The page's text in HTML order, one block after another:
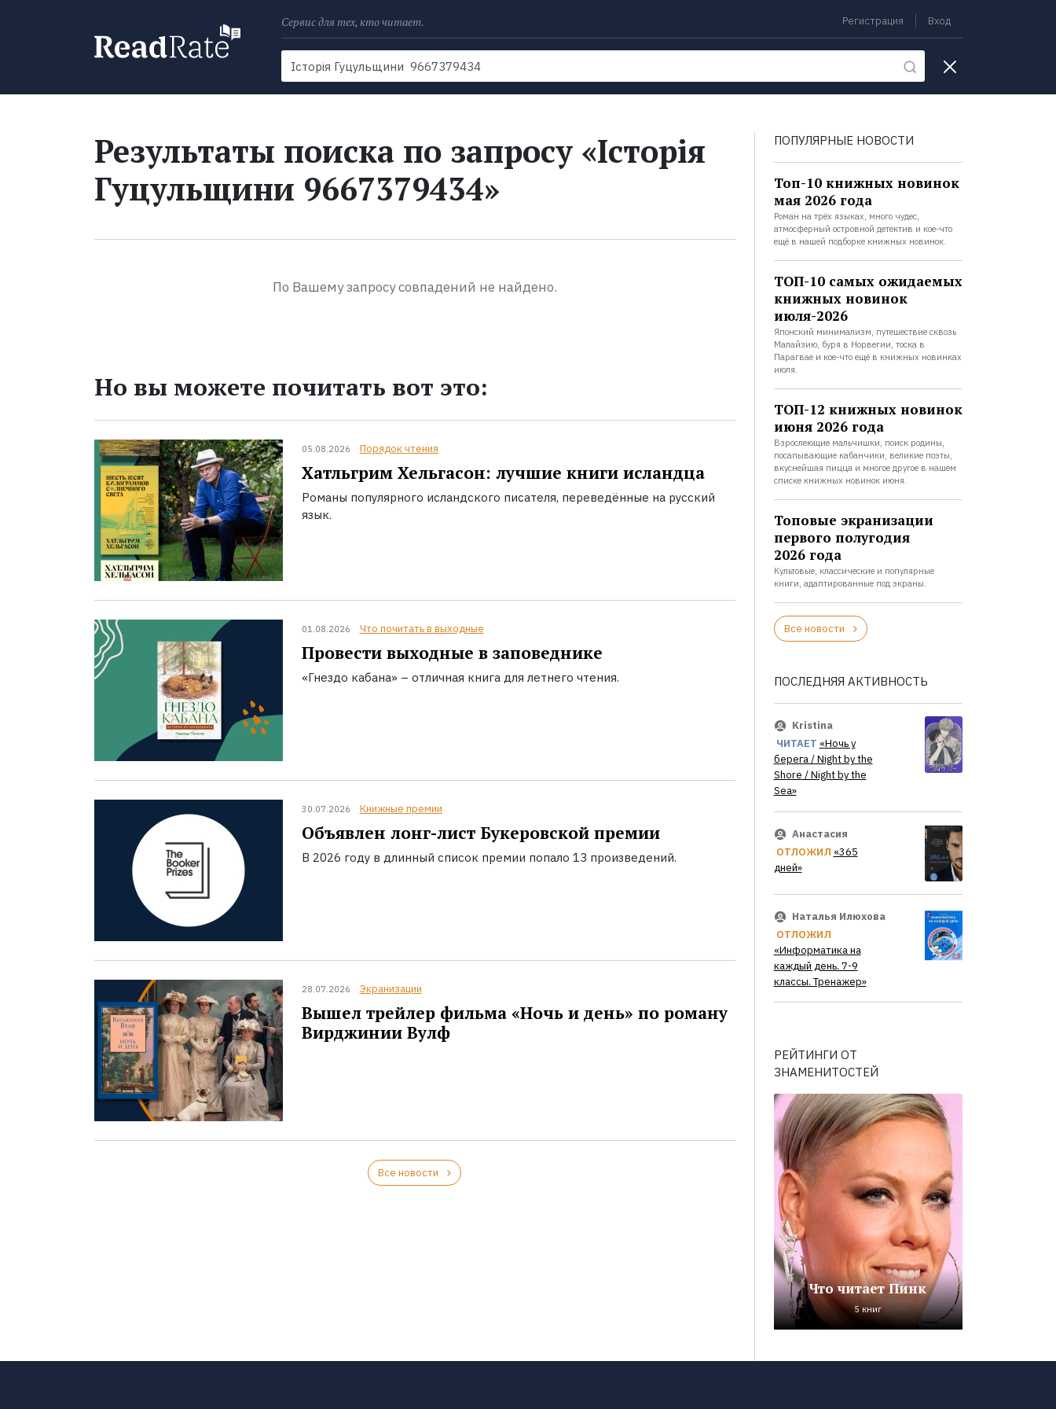
Сервис для тех, кто читает. Регистрация Вход
Поиск
Новости Рейтинги Книги
Результаты поиска по запросу «Історія
Гуцульщини 9667379434»
По Вашему запросу совпадений не найдено.
Но вы можете почитать вот это:
05.08.2026 Порядок чтения
Хатльгрим Хельгасон: лучшие книги исландца
Романы популярного исландского писателя, переведённые на русский
язык.
01.08.2026 Что почитать в выходные
Провести выходные в заповеднике
«Гнездо кабана» – отличная книга для летнего чтения.
30.07.2026 Книжные премии
Объявлен лонг-лист Букеровской премии
В 2026 году в длинный список премии попало 13 произведений.
28.07.2026 Экранизации
Вышел трейлер фильма «Ночь и день» по роману
Вирджинии Вулф
Все новости
ПОПУЛЯРНЫЕ НОВОСТИ
Топ-10 книжных новинок
мая 2026 года
Роман на трёх языках, много чудес,
атмосферный островной детектив и кое-что
ещё в нашей подборке книжных новинок.
ТОП-10 самых ожидаемых
книжных новинок
июля-2026
Японский минимализм, путешествие сквозь
Малайзию, буря в Норвегии, тоска в
Парагвае и кое-что ещё в книжных новинках
июля.
ТОП-12 книжных новинок
июня 2026 года
Взрослеющие мальчишки, поиск родины,
посапывающие кабанчики, великие поэты,
вкуснейшая пицца и многое другое в нашем
списке книжных новинок июня.
Топовые экранизации
первого полугодия
2026 года
Культовые, классические и популярные
книги, адаптированные под экраны.
Все новости
ПОСЛЕДНЯЯ АКТИВНОСТЬ
Kristina
ЧИТАЕТ «Ночь у
берега / Night by the
Shore / Night by the
Sea»
Анастасия
ОТЛОЖИЛ «365
дней»
Наталья Илюхова
ОТЛОЖИЛ
«Информатика на
каждый день. 7-9
классы. Тренажер»
РЕЙТИНГИ ОТ
ЗНАМЕНИТОСТЕЙ
Что читает Пинк
5 книг